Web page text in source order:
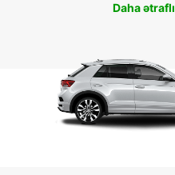
Daha ətraflı